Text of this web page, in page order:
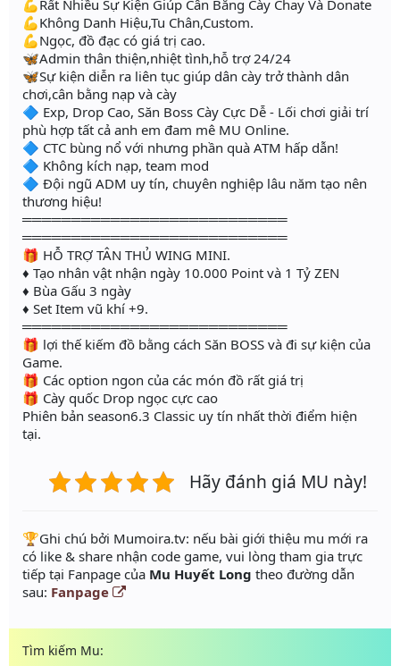
💪Rất Nhiều Sự Kiện Giúp Cân Bằng Cày Chay Và Donate
💪Không Danh Hiệu,Tu Chân,Custom.
💪Ngọc, đồ đạc có giá trị cao.
🦋Admin thân thiện,nhiệt tình,hỗ trợ 24/24
🦋Sự kiện diễn ra liên tục giúp dân cày trở thành dân
chơi,cân bằng nạp và cày
🔷 Exp, Drop Cao, Săn Boss Cày Cực Dễ - Lối chơi giải trí
phù hợp tất cả anh em đam mê MU Online.
🔷 CTC bùng nổ với nhưng phần quà ATM hấp dẫn!
🔷 Không kích nạp, team mod
🔷 Đội ngũ ADM uy tín, chuyên nghiệp lâu năm tạo nên
thương hiệu!
═══════════════════════════
═══════════════════════════
🎁 HỖ TRỢ TÂN THỦ WING MINI.
♦ Tạo nhân vật nhận ngày 10.000 Point và 1 Tỷ ZEN
♦ Bùa Gấu 3 ngày
♦ Set Item vũ khí +9.
═══════════════════════════
🎁 lợi thế kiếm đồ bằng cách Săn BOSS và đi sự kiện của
Game.
🎁 Các option ngon của các món đồ rất giá trị
🎁 Cày quốc Drop ngọc cực cao
Phiên bản season6.3 Classic uy tín nhất thời điểm hiện
tại.
Hãy đánh giá MU này!
️🏆Ghi chú bởi Mumoira.tv: nếu bài giới thiệu mu mới ra
có like & share nhận code game, vui lòng tham gia trực
tiếp tại Fanpage của Mu Huyết Long theo đường dẫn
sau: Fanpage
Tìm kiếm Mu: